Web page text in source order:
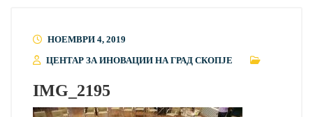
НОЕМВРИ 4, 2019
ЦЕНТАР ЗА ИНОВАЦИИ НА ГРАД СКОПЈЕ
IMG_2195